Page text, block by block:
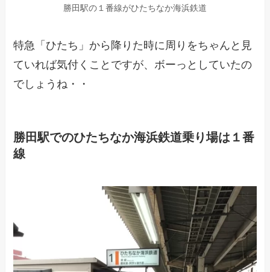
勝田駅の１番線がひたちなか海浜鉄道
特急「ひたち」から降りた時に周りをちゃんと見
ていれば気付くことですが、ボーっとしていたの
でしょうね・・
勝田駅でのひたちなか海浜鉄道乗り場は１番
線